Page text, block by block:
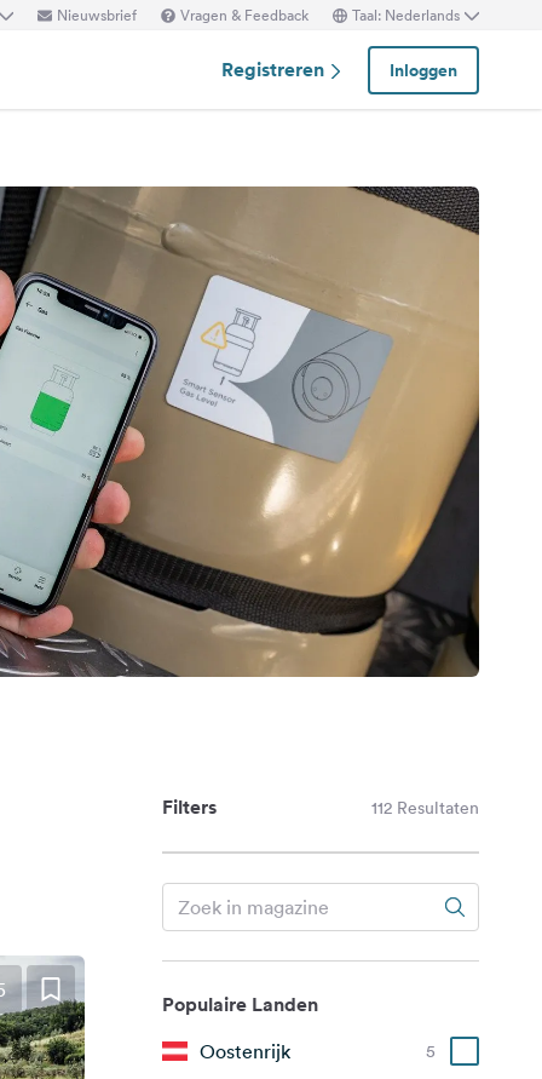
Nieuwsbrief Vragen & Feedback Taal: Nederlands
Registreren Inloggen
Filters 112 Resultaten
Populaire Landen
Oostenrijk 5